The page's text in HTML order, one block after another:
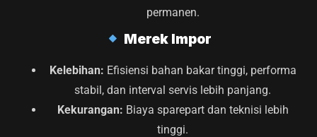
permanen.
Merek Impor
Kelebihan: Efisiensi bahan bakar tinggi, performa
stabil, dan interval servis lebih panjang.
Kekurangan: Biaya sparepart dan teknisi lebih
tinggi.